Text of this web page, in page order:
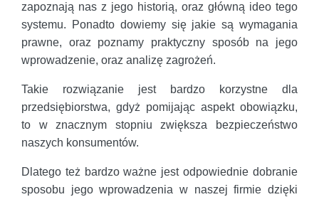
zapoznają nas z jego historią, oraz główną ideo tego
systemu. Ponadto dowiemy się jakie są wymagania
prawne, oraz poznamy praktyczny sposób na jego
wprowadzenie, oraz analizę zagrożeń.
Takie rozwiązanie jest bardzo korzystne dla
przedsiębiorstwa, gdyż pomijając aspekt obowiązku,
to w znacznym stopniu zwiększa bezpieczeństwo
naszych konsumentów.
Dlatego też bardzo ważne jest odpowiednie dobranie
sposobu jego wprowadzenia w naszej firmie dzięki